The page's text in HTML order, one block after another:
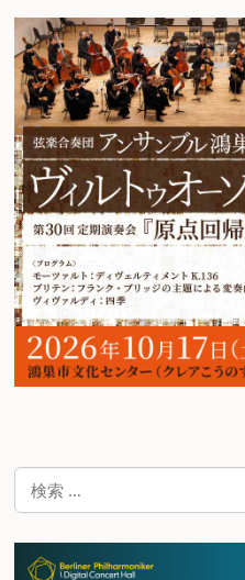
ぶらあぼブラス！
フォルテ
検
索